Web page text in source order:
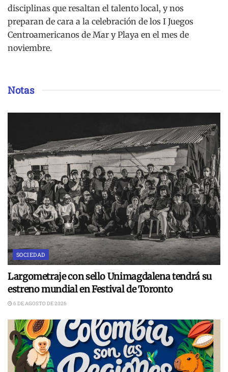
disciplinas que resaltan el talento local, y nos
preparan de cara a la celebración de los I Juegos
Centroamericanos de Mar y Playa en el mes de
noviembre.
Notas
SOCIEDAD
Largometraje con sello Unimagdalena tendrá su
estreno mundial en Festival de Toronto
6 DE AGOSTO DE 2026